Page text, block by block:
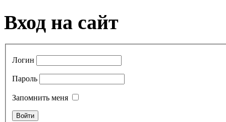
Вход на сайт
Логин
Пароль
Запомнить меня